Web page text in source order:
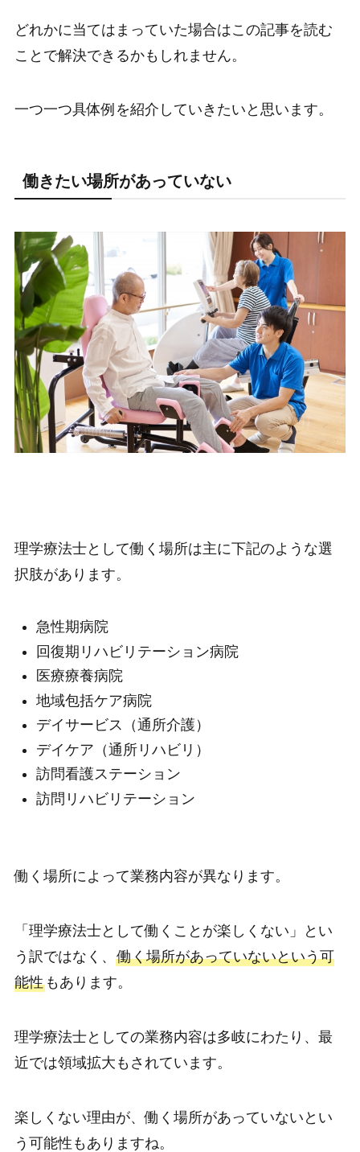
どれかに当てはまっていた場合はこの記事を読む
ことで解決できるかもしれません。
一つ一つ具体例を紹介していきたいと思います。
働きたい場所があっていない
理学療法士として働く場所は主に下記のような選
択肢があります。
急性期病院
回復期リハビリテーション病院
医療療養病院
地域包括ケア病院
デイサービス（通所介護）
デイケア（通所リハビリ）
訪問看護ステーション
訪問リハビリテーション
働く場所によって業務内容が異なります。
「理学療法士として働くことが楽しくない」とい
う訳ではなく、 働く場所があっていないという可
能性もあります。
理学療法士としての業務内容は多岐にわたり、最
近では領域拡大もされています。
楽しくない理由が、働く場所があっていないとい
う可能性もありますね。